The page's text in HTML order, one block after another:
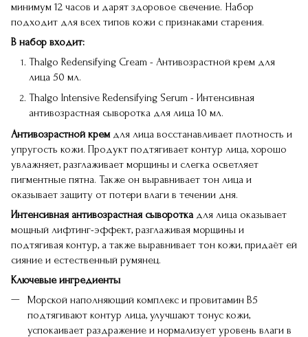
минимум 12 часов и дарят здоровое свечение. Набор
подходит для всех типов кожи с признаками старения.
В набор входит:
Thalgo Redensifying Cream - Антивозрастной крем для
лица 50 мл.
Thalgo Intensive Redensifying Serum - Интенсивная
антивозрастная сыворотка для лица 10 мл.
Антивозрастной крем для лица восстанавливает плотность и
упругость кожи. Продукт подтягивает контур лица, хорошо
увлажняет, разглаживает морщины и слегка осветляет
пигментные пятна. Также он выравнивает тон лица и
оказывает защиту от потери влаги в течении дня.
Интенсивная антивозрастная сывороткадля лица оказывает
мощный лифтинг-эффект, разглаживая морщины и
подтягивая контур, а также выравнивает тон кожи, придаёт ей
сияние и естественный румянец.
Ключевые ингредиенты
Морской наполняющий комплекс и провитамин В5
подтягивают контур лица, улучшают тонус кожи,
успокаивает раздражение и нормализует уровень влаги в